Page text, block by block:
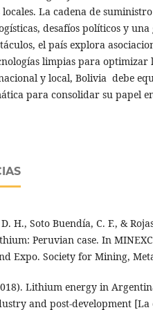
La cadena de
desafíos políticos y
el país explora
limpias para
y local, Bolivia debe
para consolidar su papel
H., Soto Buendía, C. F., &
Peruvian case. In
Expo. Society for Mining,
Lithium energy in
and post-development [La